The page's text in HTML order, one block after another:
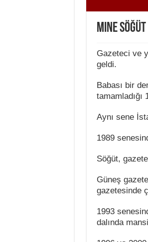
Mine
Gazeteci ve
geldi.
Babası bir
tamamladığı
Aynı sene
1989
Söğüt,
Güneş
gazetesinde
1993
dalında